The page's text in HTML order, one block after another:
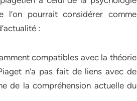
pourrait considérer comme
:
compatibles avec la théorie
n’a pas fait de liens avec de
de la compréhension actuelle du